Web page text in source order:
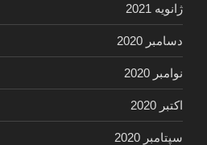
ژانویه 2021
دسامبر 2020
نوامبر 2020
اکتبر 2020
سپتامبر 2020